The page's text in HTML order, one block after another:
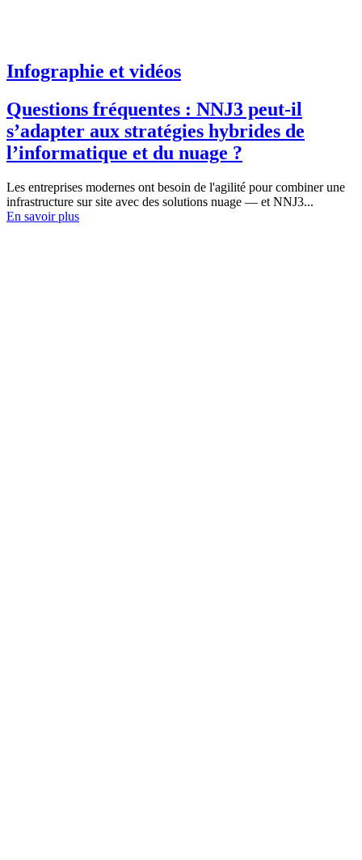
Infographie et vidéos
Questions fréquentes : NNJ3 peut-il
s’adapter aux stratégies hybrides de
l’informatique et du nuage ?
Les entreprises modernes ont besoin de l'agilité pour combiner une
infrastructure sur site avec des solutions nuage — et NNJ3...
En savoir plus